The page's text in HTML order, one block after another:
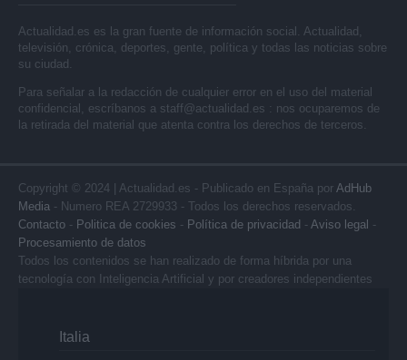
Actualidad.es es la gran fuente de información social. Actualidad,
televisión, crónica, deportes, gente, política y todas las noticias sobre
su ciudad.
Para señalar a la redacción de cualquier error en el uso del material
confidencial, escríbanos a staff@actualidad.es : nos ocuparemos de
la retirada del material que atenta contra los derechos de terceros.
Copyright © 2024 | Actualidad.es - Publicado en España por AdHub
Media - Numero REA 2729933 - Todos los derechos reservados.
Contacto - Politica de cookies - Política de privacidad - Aviso legal -
Procesamiento de datos
Todos los contenidos se han realizado de forma híbrida por una
tecnología con Inteligencia Artificial y por creadores independientes
Italia